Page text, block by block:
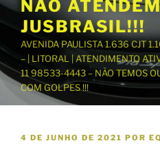
n
t
ú
d
NÃO
JUSBRASIL!!!
AVENIDA PAULISTA 1.636 CJT
– | LITORAL | ATENDIMENTO
11 98533-4443 – NÃO TEMOS
COM GOLPES !!!
P
4 DE JUNHO DE 2021 POR